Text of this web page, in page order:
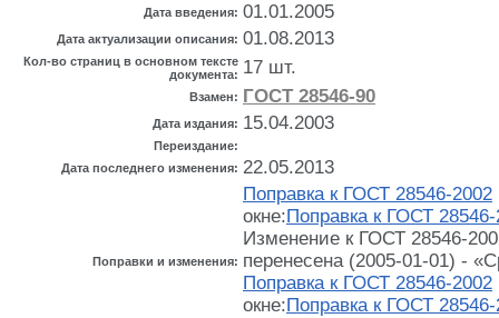
Дата введения: 01.01.2005
Дата актуализации описания: 01.08.2013
Кол-во страниц в основном тексте
документа: 17 шт.
Взамен: ГОСТ 28546-90
Дата издания: 15.04.2003
Переиздание:
Дата последнего изменения: 22.05.2013
Поправки и изменения:
Поправка к ГОСТ 28546-2002
окне: Поправка к ГОСТ
Изменение к ГОСТ 28546-
перенесена (2005-01-01) -
Поправка к ГОСТ 28546-2002
окне: Поправка к ГОСТ